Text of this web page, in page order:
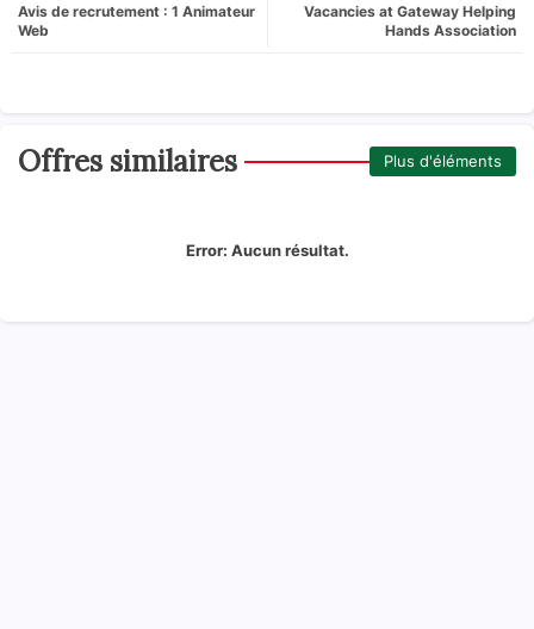
Vacancies at Gateway Helping
Hands Association
Avis de recrutement : 1 Animateur
Web
Offres similaires Plus d'éléments
Error: Aucun résultat.